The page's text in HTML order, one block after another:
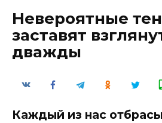
Невероятные
заставят
дважды
Каждый из нас